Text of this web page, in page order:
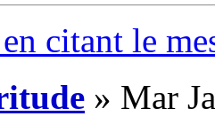
citant le
» Mar